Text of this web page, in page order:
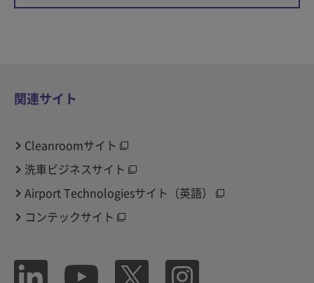
関連サイト
Cleanroomサイト
洗車ビジネスサイト
Airport Technologiesサイト（英語）
コンテックサイト